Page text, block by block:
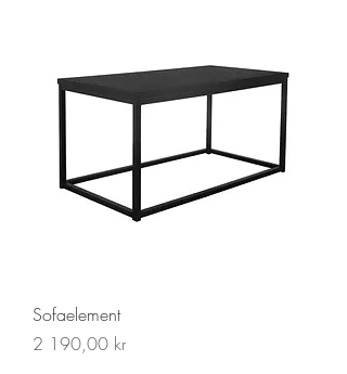
Sofaelement
Pris
2 190,00 kr